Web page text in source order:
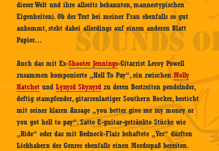
dieser Welt und ihre allseits bekannten, mannestypischen
Eigenheiten). Ob der Text bei meiner Frau ebenfalls so gut
ankommt, steht dabei allerdings auf einem anderen Blatt
Papier…
Auch das mit Ex-Shooter Jennings-Gitarrist Leroy Powell
zusammen komponierte „Hell To Pay“, ein zwischenMolly
Hatchet undLynyrd Skynyrd zu deren Bestzeiten pendelnder,
deftig stampfender, gitarrenlastiger Southern Rocker, besticht
mit seiner klaren Ansage „you better give me my money or
you got hell to pay“. Satte E-guitar-getränkte Stücke wie
„Ride“ oder das mit Redneck-Flair behaftete „Yes“ dürften
Liebhabern des Genres ebenfalls einen Mordsspaß bereiten.